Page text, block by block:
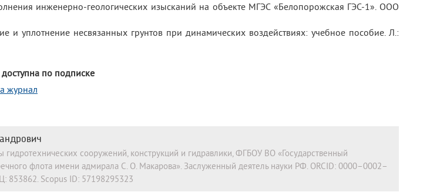
инженерно-геологических изысканий на объекте МГЭС «Белопорожская ГЭС‑1». ООО
и уплотнение несвязанных грунтов при динамических воздействиях: учебное пособие. Л.:
по подписке
журнал
гидротехнических сооружений, конструкций и гидравлики, ФГБОУ ВО «Государственный
флота имени адмирала С. О. Макарова». Заслуженный деятель науки РФ. ORCID: 0000–0002–
853862. Scopus ID: 57198295323